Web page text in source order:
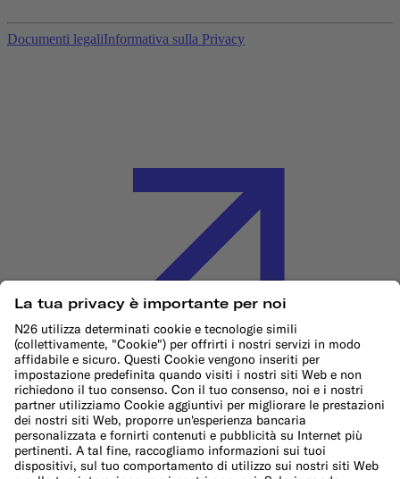
Documenti legaliInformativa sulla Privacy
Informativa sui cookie